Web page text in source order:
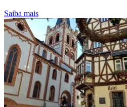
Saiba mais